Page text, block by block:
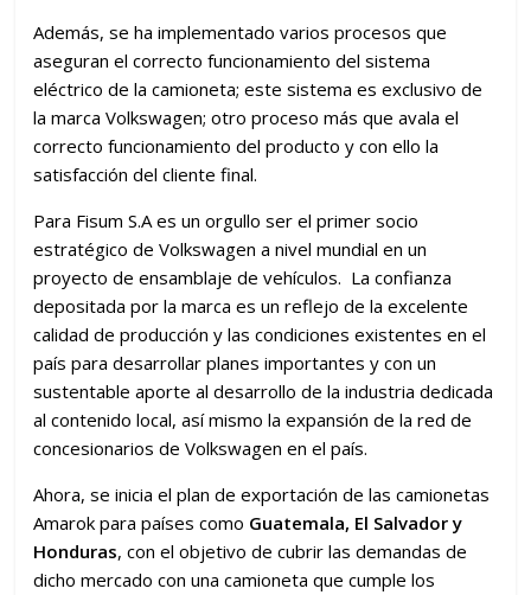
Además, se ha implementado varios procesos que
aseguran el correcto funcionamiento del sistema
eléctrico de la camioneta; este sistema es exclusivo de
la marca Volkswagen; otro proceso más que avala el
correcto funcionamiento del producto y con ello la
satisfacción del cliente final.
Para Fisum S.A es un orgullo ser el primer socio
estratégico de Volkswagen a nivel mundial en un
proyecto de ensamblaje de vehículos. La confianza
depositada por la marca es un reflejo de la excelente
calidad de producción y las condiciones existentes en el
país para desarrollar planes importantes y con un
sustentable aporte al desarrollo de la industria dedicada
al contenido local, así mismo la expansión de la red de
concesionarios de Volkswagen en el país.
Ahora, se inicia el plan de exportación de las camionetas
Amarok para países como Guatemala, El Salvador y
Honduras, con el objetivo de cubrir las demandas de
dicho mercado con una camioneta que cumple los